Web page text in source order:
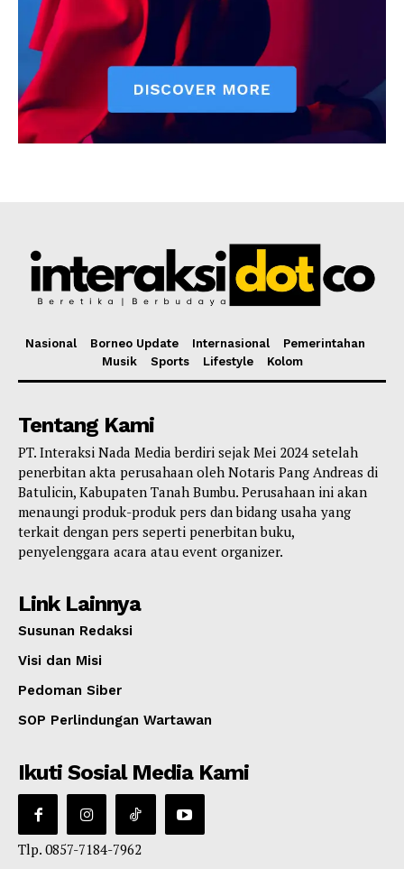
Nasional Borneo Update Internasional
Pemerintahan
Musik
Sports Lifestyle Kolom
Tentang Kami
PT. Interaksi Nada Media berdiri sejak Mei 2024 setelah
penerbitan akta perusahaan oleh Notaris Pang Andreas di
Batulicin, Kabupaten Tanah Bumbu. Perusahaan ini akan
menaungi produk-produk pers dan bidang usaha yang
terkait dengan pers seperti penerbitan buku,
penyelenggara acara atau event organizer.
Link Lainnya
Susunan Redaksi
Visi dan Misi
Pedoman Siber
SOP Perlindungan Wartawan
Ikuti Sosial Media Kami
Tlp. 0857-7184-7962